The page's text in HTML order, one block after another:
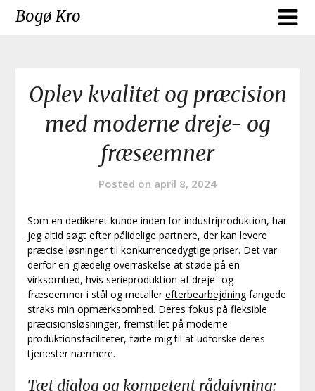
SkipBogø Kro
Oplev kvalitet og præcision
med moderne dreje- og
fræseemner
Posted on april 8, 2024
Som en dedikeret kunde inden for industriproduktion, har
jeg altid søgt efter pålidelige partnere, der kan levere
præcise løsninger til konkurrencedygtige priser. Det var
derfor en glædelig overraskelse at støde på en
virksomhed, hvis serieproduktion af dreje- og
fræseemner i stål og metallerefterbearbejdningfangede
straks min opmærksomhed. Deres fokus på fleksible
præcisionsløsninger, fremstillet på moderne
produktionsfaciliteter, førte mig til at udforske deres
tjenester nærmere.
Tæt dialog og kompetent rådgivning: